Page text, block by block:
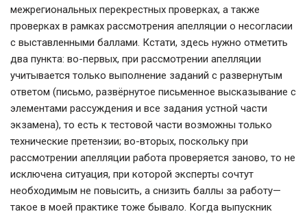
межрегиональных перекрестных проверках, а также
проверках в рамках рассмотрения апелляции о несогласии
с выставленными баллами. Кстати, здесь нужно отметить
два пункта: во-первых, при рассмотрении апелляции
учитывается только выполнение заданий с развернутым
ответом (письмо, развёрнутое письменное высказывание с
элементами рассуждения и все задания устной части
экзамена), то есть к тестовой части возможны только
технические претензии; во-вторых, поскольку при
рассмотрении апелляции работа проверяется заново, то не
исключена ситуация, при которой эксперты сочтут
необходимым не повысить, а снизить баллы за работу—
такое в моей практике тоже бывало. Когда выпускник